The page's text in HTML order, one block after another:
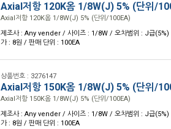
Axial저항 120K옴 1/8W(J) 5% (단위/
Axial저항 120K옴 1/8W(J) 5% (단위/100EA)
제조사 : Any vender / 사이즈 : 1/8W / 오차범위 : J급
가 : 8원 / 판매 단위 : 100EA
상품번호 : 3276147
Axial저항 150K옴 1/8W(J) 5% (단위/
Axial저항 150K옴 1/8W(J) 5% (단위/100EA)
제조사 : Any vender / 사이즈 : 1/8W / 오차범위 : J급
가 : 8원 / 판매 단위 : 100EA